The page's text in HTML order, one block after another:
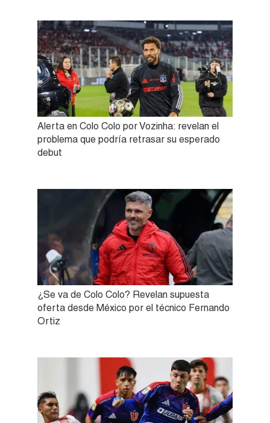
Alerta en Colo Colo por Vozinha: revelan el
problema que podría retrasar su esperado
debut
¿Se va de Colo Colo? Revelan supuesta
oferta desde México por el técnico Fernando
Ortiz